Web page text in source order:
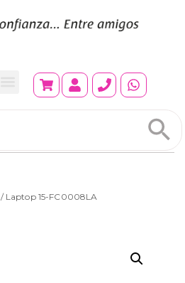
/ Laptop 15-FC0008LA